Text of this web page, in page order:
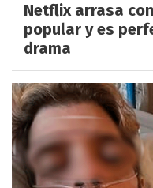
Netflix arrasa
popular y es
drama